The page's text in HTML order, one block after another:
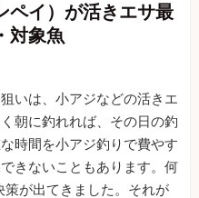
ペイ）が活きエサ最
対象魚
いは、小アジなどの活きエ
朝に釣れれば、その日の釣
時間を小アジ釣りで費やす
きないこともあります。何
が出てきました。それが